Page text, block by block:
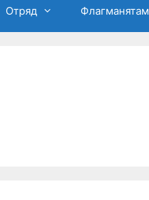
Отряд Флагманятам